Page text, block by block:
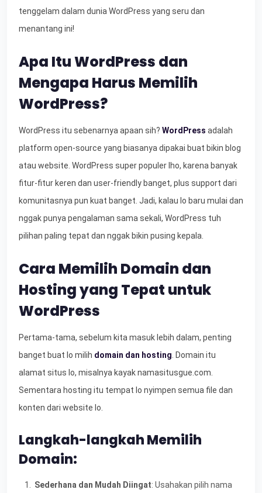
tenggelam dalam dunia WordPress yang seru dan
menantang ini!
Apa Itu WordPress dan
Mengapa Harus Memilih
WordPress?
WordPress itu sebenarnya apaan sih? WordPress adalah
platform open-source yang biasanya dipakai buat bikin blog
atau website. WordPress super populer lho, karena banyak
fitur-fitur keren dan user-friendly banget, plus support dari
komunitasnya pun kuat banget. Jadi, kalau lo baru mulai dan
nggak punya pengalaman sama sekali, WordPress tuh
pilihan paling tepat dan nggak bikin pusing kepala.
Cara Memilih Domain dan
Hosting yang Tepat untuk
WordPress
Pertama-tama, sebelum kita masuk lebih dalam, penting
banget buat lo milih domain dan hosting . Domain itu
alamat situs lo, misalnya kayak namasitusgue.com.
Sementara hosting itu tempat lo nyimpen semua file dan
konten dari website lo.
Langkah-langkah Memilih
Domain:
Sederhana dan Mudah Diingat: Usahakan pilih nama